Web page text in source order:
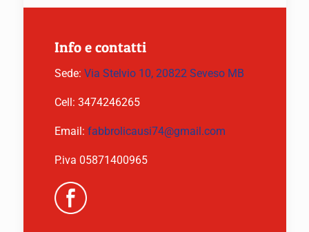
Info e contatti
Sede: Via Stelvio 10, 20822 Seveso MB
Cell: 3474246265
Email: fabbrolicausi74@gmail.com
P.iva 05871400965